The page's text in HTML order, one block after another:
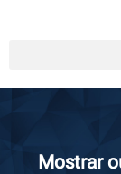
Mostrar